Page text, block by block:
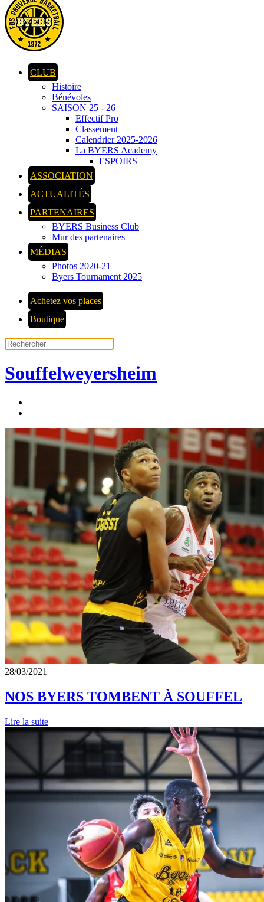
CLUB
Histoire
Bénévoles
SAISON 25 - 26
Effectif Pro
Classement
Calendrier 2025-2026
La BYERS Academy
ESPOIRS
ASSOCIATION
ACTUALITÉS
PARTENAIRES
BYERS Business Club
Mur des partenaires
MÉDIAS
Photos 2020-21
Byers Tournament 2025
Achetez vos places
Boutique
Souffelweyersheim
28/03/2021
NOS BYERS TOMBENT À SOUFFEL
Lire la suite